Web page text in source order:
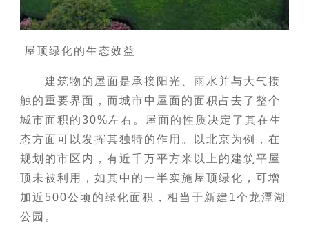
屋顶绿化的生态效益
建筑物的屋面是承接阳光、雨水并与大气接
触的重要界面，而城市中屋面的面积占去了整个
城市面积的30%左右。屋面的性质决定了其在生
态方面可以发挥其独特的作用。以北京为例，在
规划的市区内，有近千万平方米以上的建筑平屋
顶未被利用，如其中的一半实施屋顶绿化，可增
加近500公顷的绿化面积，相当于新建1个龙潭湖
公园。